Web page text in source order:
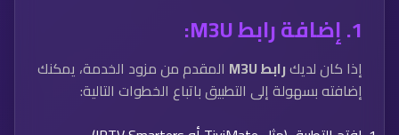
1. إضافة رابط M3U:
إذا كان لديكرابط M3U
المقدم من مزود الخدمة، يمكنك
إضافته بسهولة إلى التطبيق باتباع الخطوات التالية: